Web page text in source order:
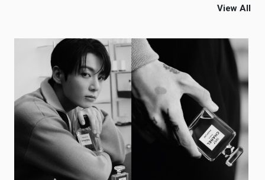
View All